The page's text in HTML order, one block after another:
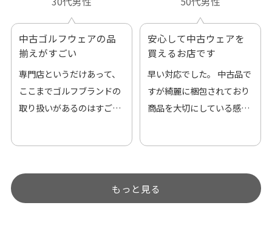
中古ゴルフウェアの品
揃えがすごい
専門店というだけあって、
ここまでゴルフブランドの
取り扱いがあるのはすご
す。
安心して中古ウェアを
買えるお店です
早い対応でした。 中古品で
すが綺麗に梱包されており
商品を大切にしている感が
うぐらい目立つことなく綺
麗な商品でお安く購入でき
もっと見る